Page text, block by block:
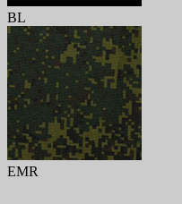
BL
EMR